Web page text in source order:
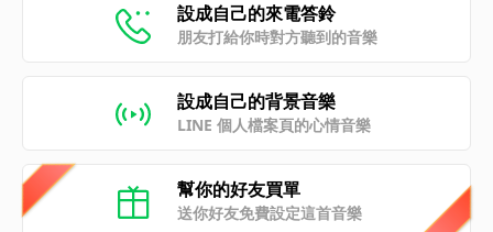
設成自己的來電答鈴
朋友打給你時對方聽到的音樂
設成自己的背景音樂
LINE 個人檔案頁的心情音樂
幫你的好友買單
送你好友免費設定這首音樂